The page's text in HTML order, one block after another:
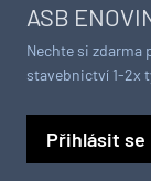
ASB
Nechte si zdarma
stavebnictví 1-2x
Přihlásit se